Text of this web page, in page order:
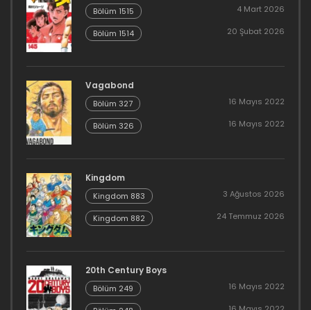
Bölüm 1515 4 Mart 2026
Bölüm 1514 20 Şubat 2026
Vagabond
Bölüm 327 16 Mayıs 2022
Bölüm 326 16 Mayıs 2022
Kingdom
Kingdom 883 3 Ağustos 2026
Kingdom 882 24 Temmuz 2026
20th Century Boys
Bölüm 249 16 Mayıs 2022